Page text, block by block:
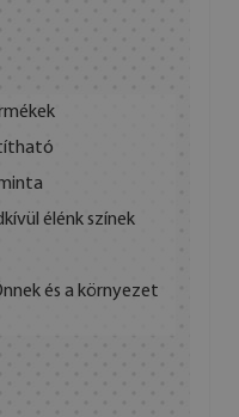
élénk színek
és a környezet